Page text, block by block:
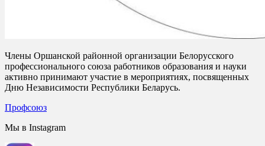
Члены Оршанской районной организации Белорусского
профессионального союза работников образования и науки
активно принимают участие в мероприятиях, посвященных
Дню Независимости Республики Беларусь.
Профсоюз
Мы в Instagram